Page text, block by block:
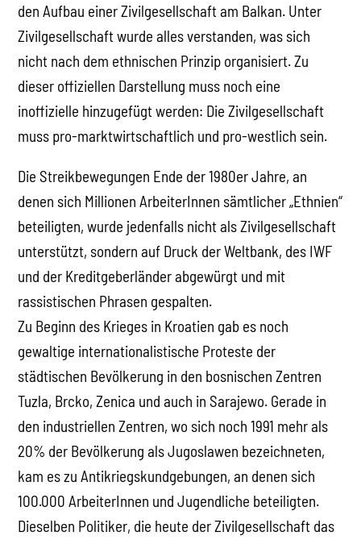
den Aufbau einer Zivilgesellschaft am Balkan. Unter
Zivilgesellschaft wurde alles verstanden, was sich
nicht nach dem ethnischen Prinzip organisiert. Zu
dieser offiziellen Darstellung muss noch eine
inoffizielle hinzugefügt werden: Die Zivilgesellschaft
muss pro-marktwirtschaftlich und pro-westlich sein.
Die Streikbewegungen Ende der 1980er Jahre, an
denen sich Millionen ArbeiterInnen sämtlicher „Ethnien“
beteiligten, wurde jedenfalls nicht als Zivilgesellschaft
unterstützt, sondern auf Druck der Weltbank, des IWF
und der Kreditgeberländer abgewürgt und mit
rassistischen Phrasen gespalten.
Zu Beginn des Krieges in Kroatien gab es noch
gewaltige internationalistische Proteste der
städtischen Bevölkerung in den bosnischen Zentren
Tuzla, Brcko, Zenica und auch in Sarajewo. Gerade in
den industriellen Zentren, wo sich noch 1991 mehr als
20% der Bevölkerung als Jugoslawen bezeichneten,
kam es zu Antikriegskundgebungen, an denen sich
100.000 ArbeiterInnen und Jugendliche beteiligten.
Dieselben Politiker, die heute der Zivilgesellschaft das